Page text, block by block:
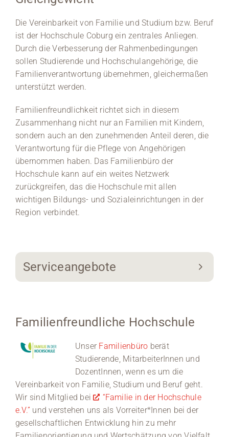
Medien
Stellenangebote
News
Die Vereinbarkeit von Familie und Studium bzw. Beruf
ist der Hochschule Coburg ein zentrales Anliegen.
Durch die Verbesserung der Rahmenbedingungen
sollen Studierende und Hochschulangehörige, die
Familienverantwortung übernehmen, gleichermaßen
unterstützt werden.
Familienfreundlichkeit richtet sich in diesem
Zusammenhang nicht nur an Familien mit Kindern,
sondern auch an den zunehmenden Anteil deren, die
Verantwortung für die Pflege von Angehörigen
übernommen haben. Das Familienbüro der
Hochschule kann auf ein weites Netzwerk
zurückgreifen, das die Hochschule mit allen
wichtigen Bildungs- und Sozialeinrichtungen in der
Region verbindet.
Serviceangebote
Familienfreundliche Hochschule
Unser Familienbüro berät
Studierende, MitarbeiterInnen und
DozentInnen, wenn es um die
Vereinbarkeit von Familie, Studium und Beruf geht.
Wir sind Mitglied bei
“Familie in der Hochschule
e.V.” und verstehen uns als Vorreiter*Innen bei der
gesellschaftlichen Entwicklung hin zu mehr